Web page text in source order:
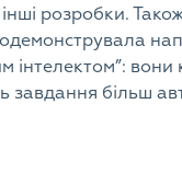
розробки.
вони
завдання більш